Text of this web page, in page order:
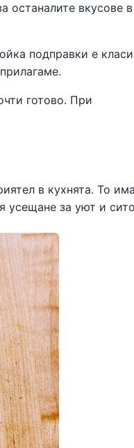
останалите вкусове
подправки е
готово. При
в кухнята. То има
усещане за уют и